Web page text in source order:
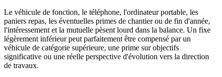
Le véhicule de fonction, le téléphone, l'ordinateur portable, les
paniers repas, les éventuelles primes de chantier ou de fin d'année,
l'intéressement et la mutuelle pèsent lourd dans la balance. Un fixe
légèrement inférieur peut parfaitement être compensé par un
véhicule de catégorie supérieure, une prime sur objectifs
significative ou une réelle perspective d'évolution vers la direction
de travaux.